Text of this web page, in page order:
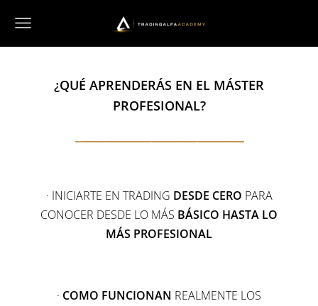
¿QUÉ APRENDERÁS EN EL MÁSTER
PROFESIONAL?
· INICIARTE EN TRADING DESDE CERO PARA
CONOCER DESDE LO MÁS BÁSICO HASTA LO
MÁS PROFESIONAL
· COMO FUNCIONAN REALMENTE LOS